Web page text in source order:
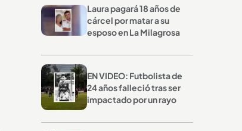
Laura pagará 18 años de
cárcel por matar a su
esposo en La Milagrosa
EN VIDEO: Futbolista de
24 años falleció tras ser
impactado por un rayo